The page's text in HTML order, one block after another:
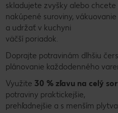
skladujete zvyšky alebo
nakúpené suroviny,
a udržať v kuchyni
väčší poriadok.
Doprajte potravinám dlhšiu
plánovanie každodenného
Využite 30 % zľavu na celý
potraviny praktickejšie,
prehľadnejšie a s menším